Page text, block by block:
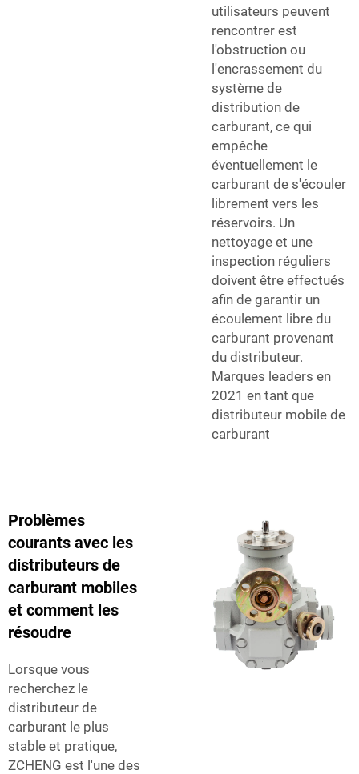
utilisateurs peuvent
rencontrer est
l'obstruction ou
l'encrassement du
système de
distribution de
carburant, ce qui
empêche
éventuellement le
carburant de s'écouler
librement vers les
réservoirs. Un
nettoyage et une
inspection réguliers
doivent être effectués
afin de garantir un
écoulement libre du
carburant provenant
du distributeur.
Marques leaders en
2021 en tant que
distributeur mobile de
carburant
Problèmes
courants avec les
distributeurs de
carburant mobiles
et comment les
résoudre
Lorsque vous
recherchez le
distributeur de
carburant le plus
stable et pratique,
ZCHENG est l'une des